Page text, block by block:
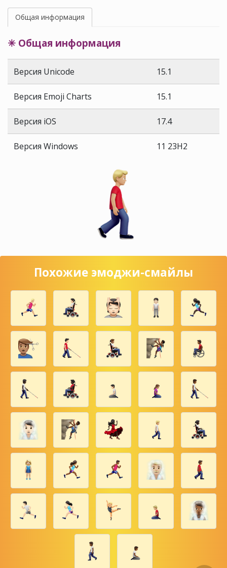
Общая информация
✳ Общая информация
Версия Unicode 15.1
Версия Emoji Charts 15.1
Версия iOS 17.4
Версия Windows 11 23H2
Похожие эмоджи-смайлы